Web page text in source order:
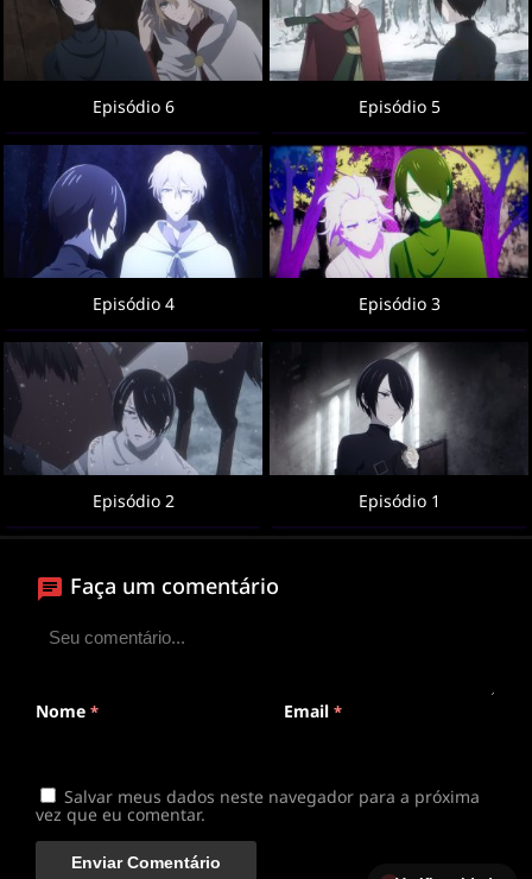
Episódio 6 Episódio 5
Episódio 4 Episódio 3
Episódio 2 Episódio 1
Faça um comentário
Nome * Email *
Salvar meus dados neste navegador para a próxima
vez que eu comentar.